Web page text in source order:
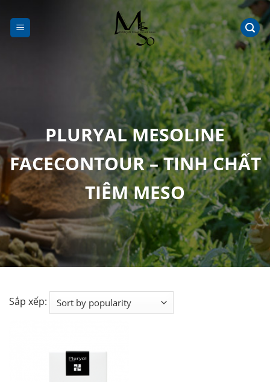
đến
nội
PLURYAL MESOLINE
FACECONTOUR – TINH CHẤT
TIÊM MESO
Sắp xếp: